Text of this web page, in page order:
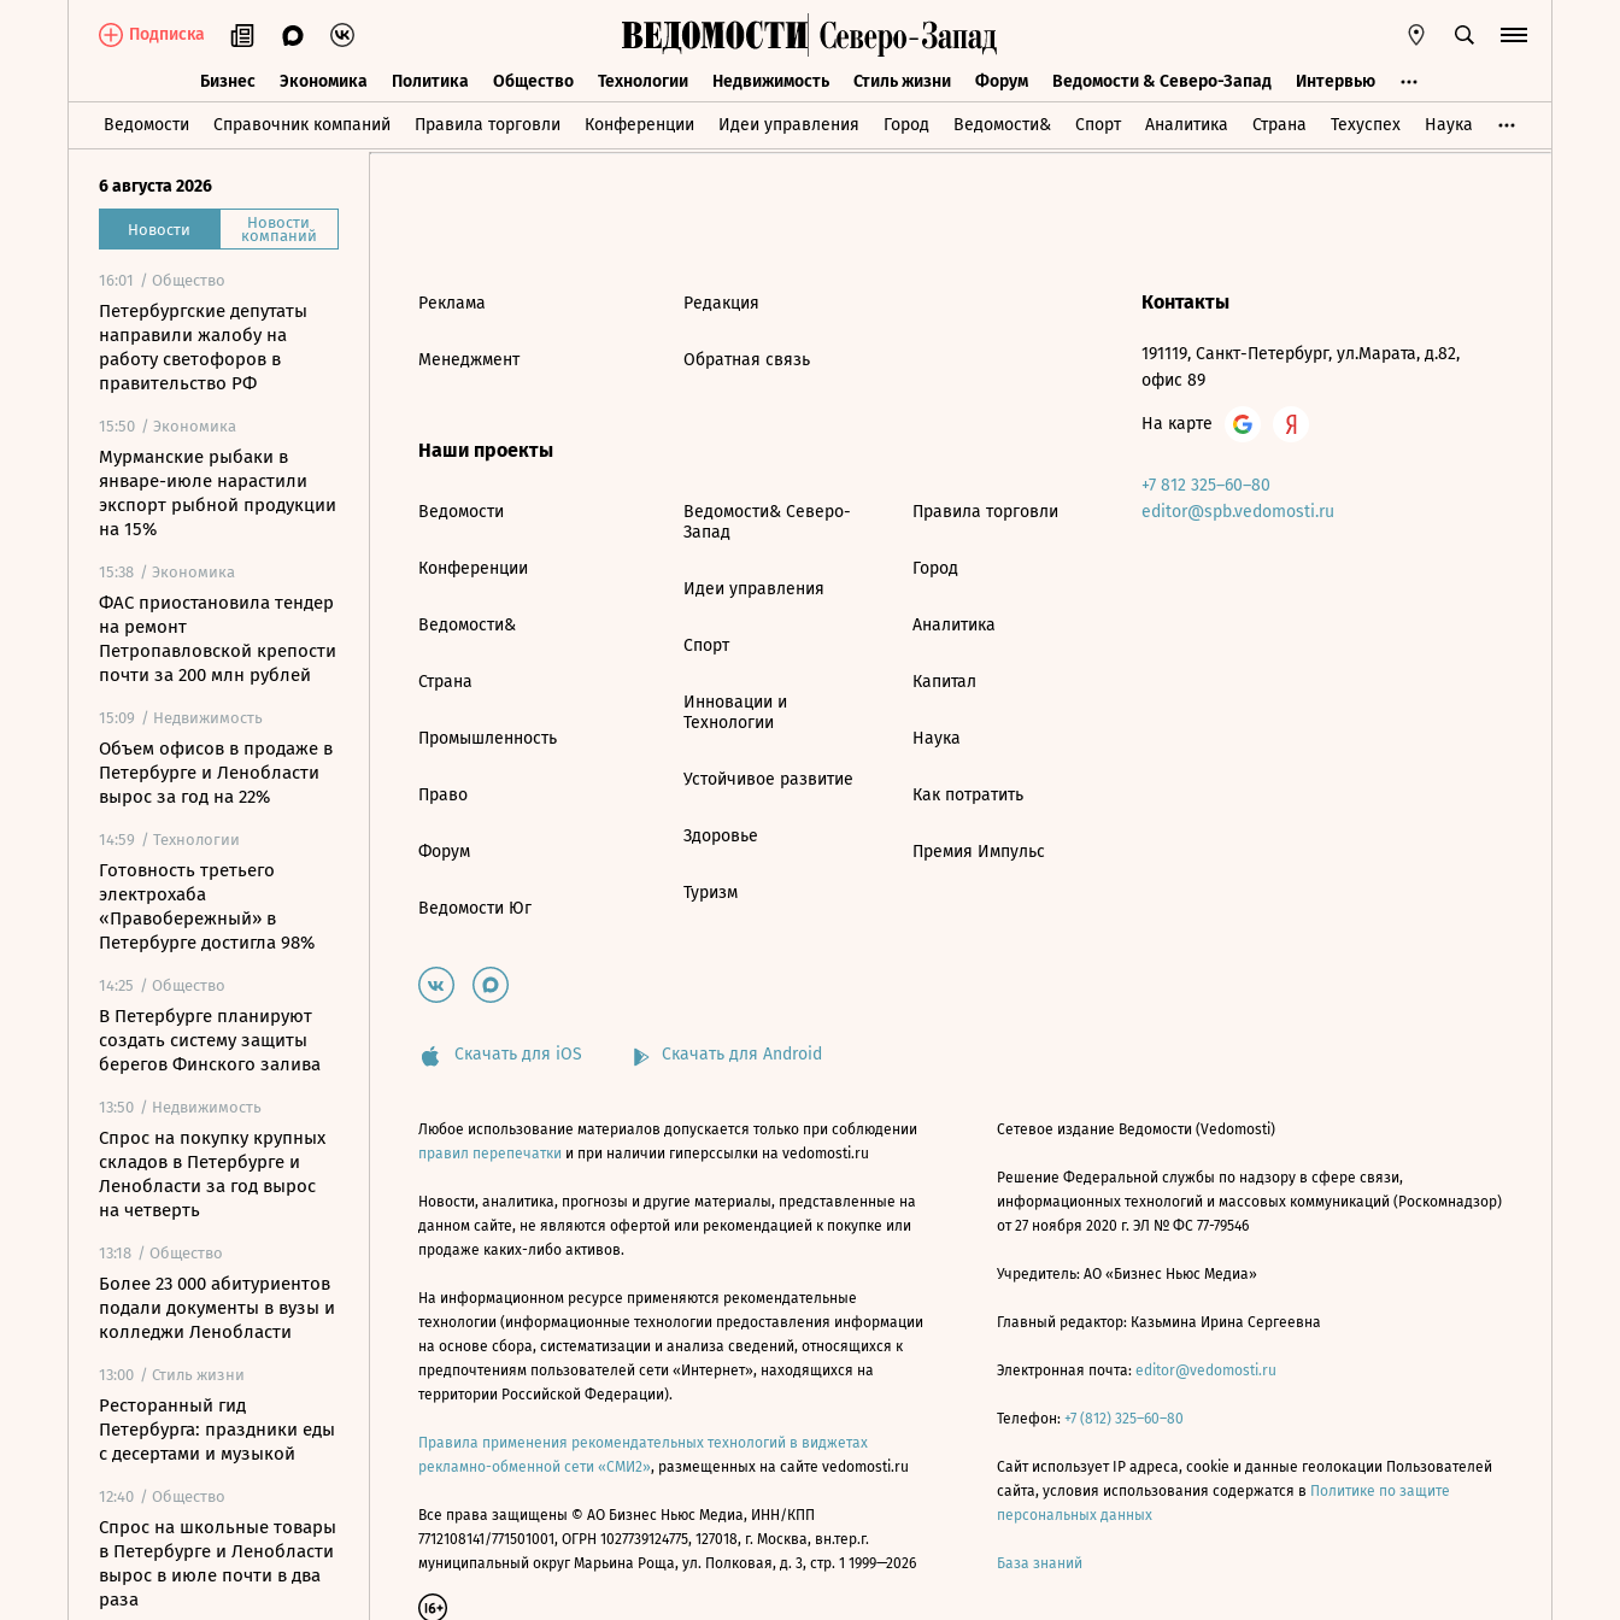
Подписка
Бизнес Экономика Политика Общество Технологии Недвижимость Стиль жизни Форум Ведомости & Северо-Запад Интервью
Ведомости Справочник компаний Правила торговли Конференции Идеи управления Город Ведомости& Спорт Аналитика Страна Техуспех Наука
Бизнес Экономика Политика Общество Технологии Недвижимость Стиль жизни Форум Ведомости & Северо-Запад Интервью
6 августа 2026
Новости Новости
компаний
16:01 / Общество
Петербургские депутаты
направили жалобу на
работу светофоров в
правительство РФ
15:50 / Экономика
Мурманские рыбаки в
январе-июле нарастили
экспорт рыбной продукции
на 15%
15:38 / Экономика
ФАС приостановила тендер
на ремонт
Петропавловской крепости
почти за 200 млн рублей
15:09 / Недвижимость
Объем офисов в продаже в
Петербурге и Ленобласти
вырос за год на 22%
14:59 / Технологии
Готовность третьего
электрохаба
«Правобережный» в
Петербурге достигла 98%
14:25 / Общество
В Петербурге планируют
создать систему защиты
берегов Финского залива
13:50 / Недвижимость
Спрос на покупку крупных
складов в Петербурге и
Ленобласти за год вырос
на четверть
13:18 / Общество
Более 23 000 абитуриентов
подали документы в вузы и
колледжи Ленобласти
13:00 / Стиль жизни
Ресторанный гид
Петербурга: праздники еды
с десертами и музыкой
12:40 / Общество
Спрос на школьные товары
в Петербурге и Ленобласти
вырос в июле почти в два
раза
Реклама
Менеджмент
Редакция
Обратная связь
Наши проекты
Ведомости
Конференции
Ведомости&
Страна
Промышленность
Право
Форум
Ведомости Юг
Ведомости& Северо-
Запад
Идеи управления
Спорт
Инновации и
Технологии
Устойчивое развитие
Здоровье
Туризм
Правила торговли
Город
Аналитика
Капитал
Наука
Как потратить
Премия Импульс
Контакты
191119, Санкт-Петербург, ул.Марата, д.82,
офис 89
На карте
+7 812 325–60–80
editor@spb.vedomosti.ru
Скачать для iOS Скачать для Android
Любое использование материалов допускается только при соблюдении
правил перепечатки и при наличии гиперссылки на vedomosti.ru
Новости, аналитика, прогнозы и другие материалы, представленные на
данном сайте, не являются офертой или рекомендацией к покупке или
продаже каких-либо активов.
На информационном ресурсе применяются рекомендательные
технологии (информационные технологии предоставления информации
на основе сбора, систематизации и анализа сведений, относящихся к
предпочтениям пользователей сети «Интернет», находящихся на
территории Российской Федерации).
Правила применения рекомендательных технологий в виджетах
рекламно-обменной сети «СМИ2», размещенных на сайте vedomosti.ru
Все права защищены © АО Бизнес Ньюс Медиа, ИНН/КПП
7712108141/771501001, ОГРН 1027739124775, 127018, г. Москва, вн.тер.г.
муниципальный округ Марьина Роща, ул. Полковая, д. 3, стр. 1 1999—2026
Сетевое издание Ведомости (Vedomosti)
Решение Федеральной службы по надзору в сфере связи,
информационных технологий и массовых коммуникаций (Роскомнадзор)
от 27 ноября 2020 г. ЭЛ № ФС 77-79546
Учредитель: АО «Бизнес Ньюс Медиа»
Главный редактор: Казьмина Ирина Сергеевна
Электронная почта: editor@vedomosti.ru
Телефон: +7 (812) 325–60–80
Сайт использует IP адреса, cookie и данные геолокации Пользователей
сайта, условия использования содержатся в Политике по защите
персональных данных
База знаний